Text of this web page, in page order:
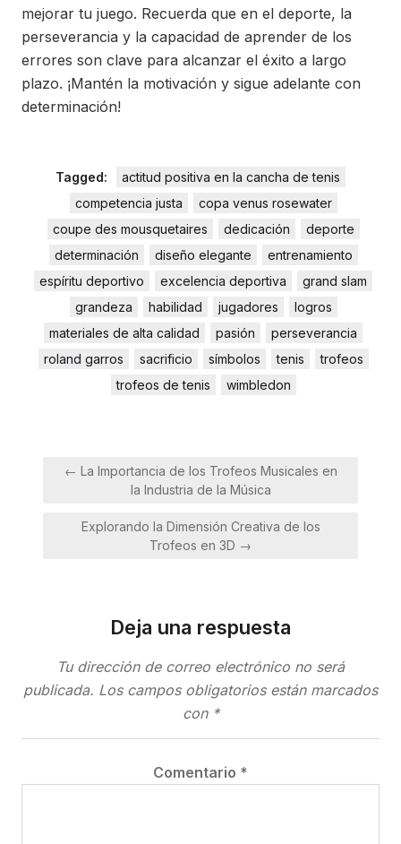
mejorar tu juego. Recuerda que en el deporte, la
perseverancia y la capacidad de aprender de los
errores son clave para alcanzar el éxito a largo
plazo. ¡Mantén la motivación y sigue adelante con
determinación!
Tagged:
actitud positiva en la cancha de tenis
competencia justa
copa venus rosewater
coupe des mousquetaires
dedicación
deporte
determinación
diseño elegante
entrenamiento
espíritu deportivo
excelencia deportiva
grand slam
grandeza
habilidad jugadores
logros
materiales de alta calidad
pasión
perseverancia
roland garros
sacrificio símbolos tenis
trofeos
trofeos de tenis
wimbledon
Navegación
← La Importancia de los Trofeos Musicales en
la Industria de la Música
Explorando la Dimensión Creativa de los
Trofeos en 3D →
Deja una respuesta
Tu dirección de correo electrónico no será
publicada. Los campos obligatorios están marcados
con *
Comentario *